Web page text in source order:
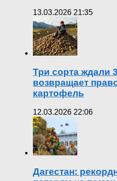
13.03.2026 21:35
Три сорта ждали
возвращает
картофель
12.03.2026 22:06
Дагестан: